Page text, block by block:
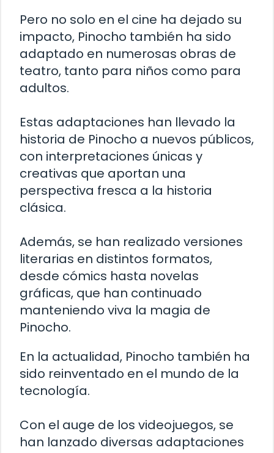
Pero no solo en el cine ha dejado su
impacto, Pinocho también ha sido
adaptado en numerosas obras de
teatro, tanto para niños como para
adultos.
Estas adaptaciones han llevado la
historia de Pinocho a nuevos públicos,
con interpretaciones únicas y
creativas que aportan una
perspectiva fresca a la historia
clásica.
Además, se han realizado versiones
literarias en distintos formatos,
desde cómics hasta novelas
gráficas, que han continuado
manteniendo viva la magia de
Pinocho.
En la actualidad, Pinocho también ha
sido reinventado en el mundo de la
tecnología.
Con el auge de los videojuegos, se
han lanzado diversas adaptaciones